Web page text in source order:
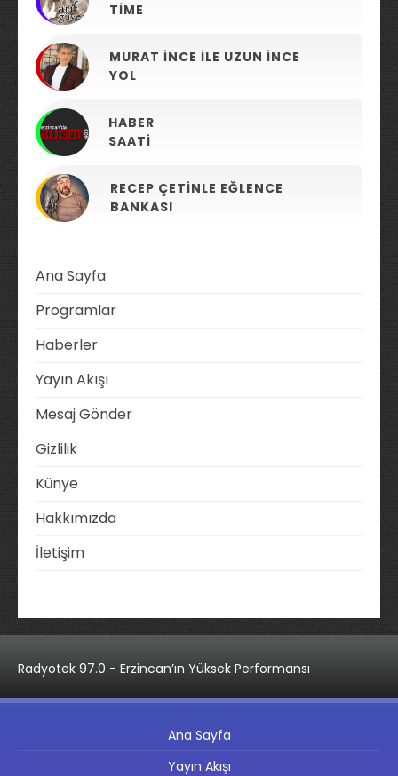
TIME
MURAT İNCE ILE UZUN İNCE
YOL
HABER
SAATI
RECEP ÇETINLE EĞLENCE
BANKASI
Ana Sayfa
Programlar
Haberler
Yayın Akışı
Mesaj Gönder
Gizlilik
Künye
Hakkımızda
İletişim
Radyotek 97.0 - Erzincan’ın Yüksek Performansı
Ana Sayfa
Yayın Akışı